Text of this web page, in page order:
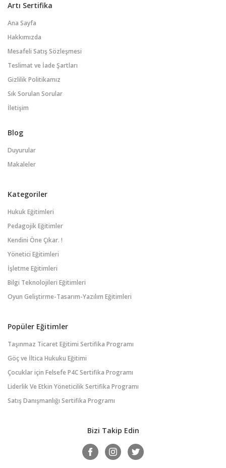
Artı Sertifika
Ana Sayfa
Hakkımızda
Mesafeli Satış Sözleşmesi
Teslimat ve İade Şartları
Gizlilik Politikamız
Sık Sorulan Sorular
İletişim
Blog
Duyurular
Makaleler
Kategoriler
Hukuk Eğitimleri
Pedagojik Eğitimler
Kendini Öne Çıkar. !
Yönetici Eğitimleri
İşletme Eğitimleri
Bilgi Teknolojileri Eğitimleri
Oyun Geliştirme-Tasarım-Yazılım Eğitimleri
Popüler Eğitimler
Taşınmaz Ticaret Eğitimi Sertifika Programı
Göç ve İltica Hukuku Eğitimi
Çocuklar için Felsefe P4C Sertifika Programı
Liderlik Ve Etkin Yöneticilik Sertifika Programı
Satış Danışmanlığı Sertifika Programı
Bizi Takip Edin